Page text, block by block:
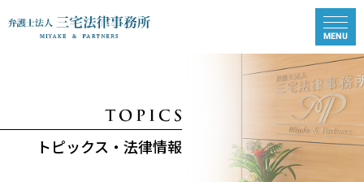
トピックス・法律情報